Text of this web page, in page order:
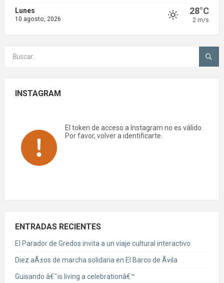
Lunes
10 agosto, 2026
28°C
2 m/s
INSTAGRAM
El token de acceso a Instagram no es válido.
Por favor, volver a identificarte.
ENTRADAS RECIENTES
El Parador de Gredos invita a un viaje cultural interactivo
Diez aÃ±os de marcha solidaria en El Barco de Ãvila
Guisando â€˜is living a celebrationâ€™